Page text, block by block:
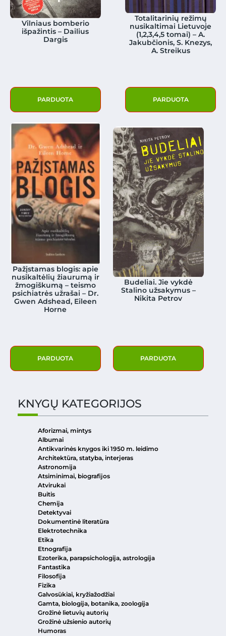
Vilniaus bomberio
išpažintis – Dailius
Dargis
PARDUOTA
Totalitarinių režimų
nusikaltimai Lietuvoje
(1,2,3,4,5 tomai) – A.
Jakubčionis, S. Knezys,
A. Streikus
PARDUOTA
Pažįstamas blogis: apie
nusikaltėlių žiaurumą ir
žmogiškumą – teismo
psichiatrės užrašai – Dr.
Gwen Adshead, Eileen
Horne
PARDUOTA
Budeliai. Jie vykdė
Stalino užsakymus –
Nikita Petrov
PARDUOTA
KNYGŲ KATEGORIJOS
Aforizmai, mintys
Albumai
Antikvarinės knygos iki 1950 m. leidimo
Architektūra, statyba, interjeras
Astronomija
Atsiminimai, biografijos
Atvirukai
Buitis
Chemija
Detektyvai
Dokumentinė literatūra
Elektrotechnika
Etika
Etnografija
Ezoterika, parapsichologija, astrologija
Fantastika
Filosofija
Fizika
Galvosūkiai, kryžiažodžiai
Gamta, biologija, botanika, zoologija
Grožinė lietuvių autorių
Grožinė užsienio autorių
Humoras